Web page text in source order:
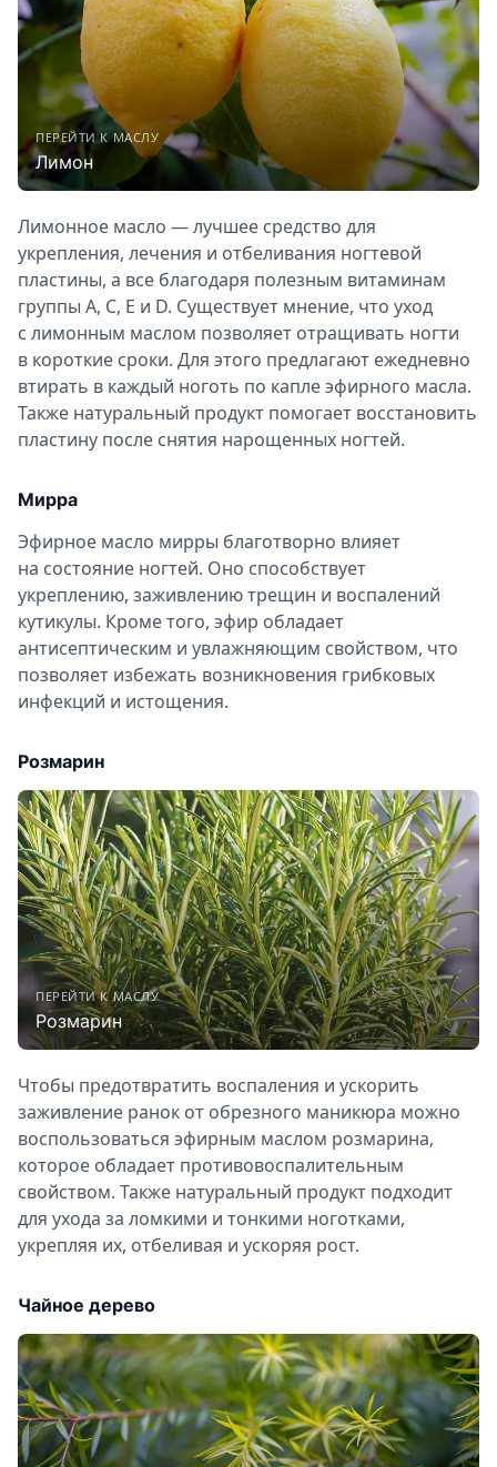
ПЕРЕЙТИ К МАСЛУ
Лимон
Лимонное масло — лучшее средство для
укрепления, лечения и отбеливания ногтевой
пластины, а все благодаря полезным витаминам
группы A, C, E и D. Существует мнение, что уход
с лимонным маслом позволяет отращивать ногти
в короткие сроки. Для этого предлагают ежедневно
втирать в каждый ноготь по капле эфирного масла.
Также натуральный продукт помогает восстановить
пластину после снятия нарощенных ногтей.
Мирра
Эфирное масло мирры благотворно влияет
на состояние ногтей. Оно способствует
укреплению, заживлению трещин и воспалений
кутикулы. Кроме того, эфир обладает
антисептическим и увлажняющим свойством, что
позволяет избежать возникновения грибковых
инфекций и истощения.
Розмарин
ПЕРЕЙТИ К МАСЛУ
Розмарин
Чтобы предотвратить воспаления и ускорить
заживление ранок от обрезного маникюра можно
воспользоваться эфирным маслом розмарина,
которое обладает противовоспалительным
свойством. Также натуральный продукт подходит
для ухода за ломкими и тонкими ноготками,
укрепляя их, отбеливая и ускоряя рост.
Чайное дерево